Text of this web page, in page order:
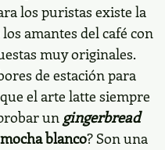
los puristas existe la
amantes del café con
muy originales.
de estación para
el arte latte siempre
un gingerbread
blanco? Son una